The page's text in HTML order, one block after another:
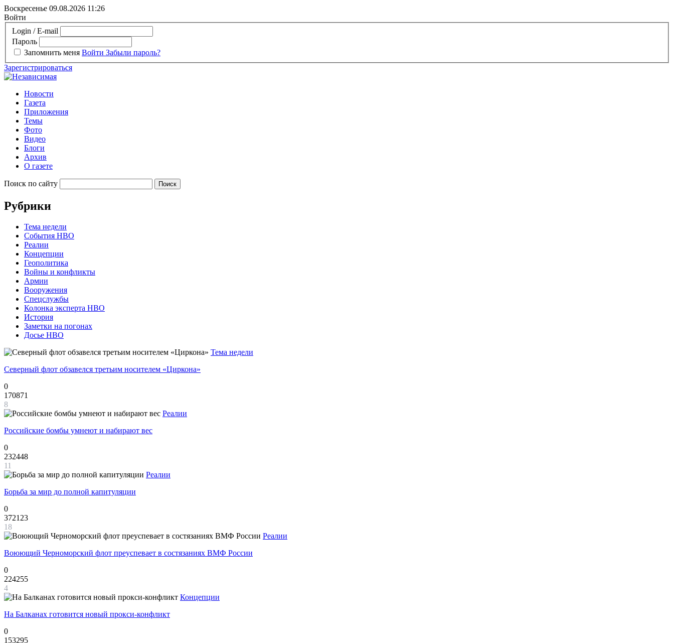
Воскресенье 09.08.2026 11:26
Войти
Login / E-mail
Пароль
Запомнить меня Войти Забыли пароль?
Зарегистрироваться
Новости
Газета
Приложения
Темы
Фото
Видео
Блоги
Архив
О газете
Поиск по сайту
Рубрики
Тема недели
События НВО
Реалии
Концепции
Геополитика
Войны и конфликты
Армии
Вооружения
Спецслужбы
Колонка эксперта НВО
История
Заметки на погонах
Досье НВО
Тема недели
Северный флот обзавелся третьим носителем «Циркона»
0
170871
8
Реалии
Российские бомбы умнеют и набирают вес
0
232448
11
Реалии
Борьба за мир до полной капитуляции
0
372123
18
Реалии
Воюющий Черноморский флот преуспевает в состязаниях ВМФ России
0
224255
4
Концепции
На Балканах готовится новый прокси-конфликт
0
153295